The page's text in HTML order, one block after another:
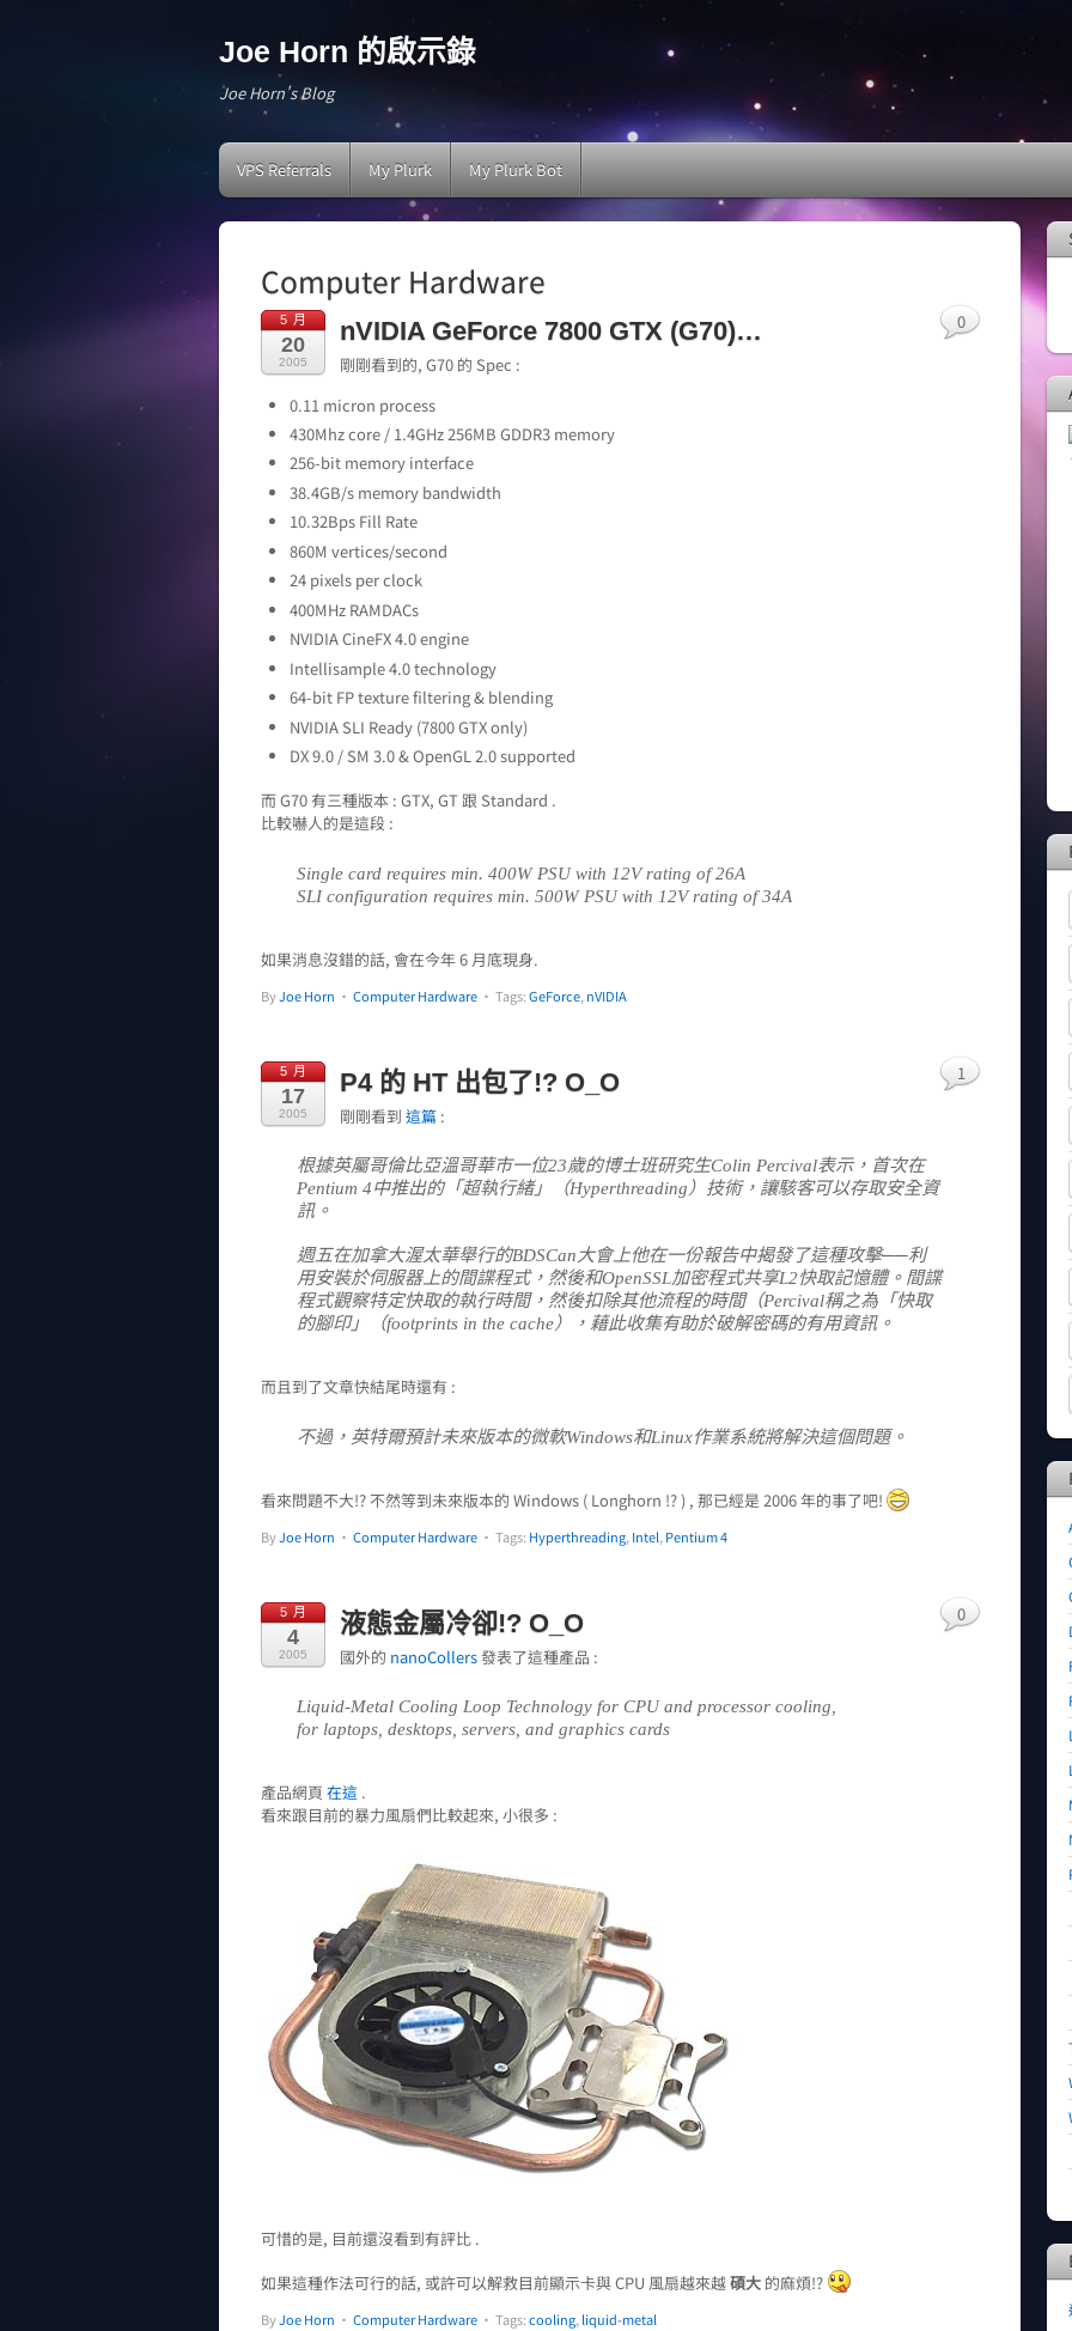
Joe Horn 的啟示錄
Joe Horn's Blog
VPS Referrals My Plurk My Plurk Bot
Computer Hardware
5 月
20
2005
nVIDIA GeForce 7800 GTX (G70)…
剛剛看到的, G70 的 Spec :
0.11 micron process
430Mhz core / 1.4GHz 256MB GDDR3 memory
256-bit memory interface
38.4GB/s memory bandwidth
10.32Bps Fill Rate
860M vertices/second
24 pixels per clock
400MHz RAMDACs
NVIDIA CineFX 4.0 engine
Intellisample 4.0 technology
64-bit FP texture filtering & blending
NVIDIA SLI Ready (7800 GTX only)
DX 9.0 / SM 3.0 & OpenGL 2.0 supported
而 G70 有三種版本 : GTX, GT 跟 Standard .
比較嚇人的是這段 :
Single card requires min. 400W PSU with 12V rating of 26A
SLI configuration requires min. 500W PSU with 12V rating of 34A
如果消息沒錯的話, 會在今年 6 月底現身.
ByJoe Horn • Computer Hardware
0
• Tags:GeForce,nVIDIA
5 月
17
2005
P4 的 HT 出包了!? O_O
剛剛看到 這篇 :
根據英屬哥倫比亞溫哥華市一位23歲的博士班研究生Colin Percival表示，首次在
Pentium 4中推出的「超執行緒」（Hyperthreading）技術，讓駭客可以存取安全資
訊。
週五在加拿大渥太華舉行的BDSCan大會上他在一份報告中揭發了這種攻擊──利
用安裝於伺服器上的間諜程式，然後和OpenSSL加密程式共享L2快取記憶體。間諜
程式觀察特定快取的執行時間，然後扣除其他流程的時間（Percival稱之為「快取
的腳印」（footprints in the cache），藉此收集有助於破解密碼的有用資訊。
而且到了文章快結尾時還有 :
不過，英特爾預計未來版本的微軟Windows和Linux作業系統將解決這個問題。
看來問題不大!? 不然等到未來版本的 Windows ( Longhorn !? ) , 那已經是 2006 年的事了吧!
ByJoe Horn • Computer Hardware
1
• Tags: Hyperthreading,Intel,Pentium 4
5 月
4
2005
液態金屬冷卻!? O_O
國外的 nanoCollers發表了這種產品 :
Liquid-Metal Cooling Loop Technology for CPU and processor cooling,
for laptops, desktops, servers, and graphics cards
產品網頁 在這 .
看來跟目前的暴力風扇們比較起來, 小很多 :
可惜的是, 目前還沒看到有評比 .
如果這種作法可行的話, 或許可以解救目前顯示卡與 CPU 風扇越來越碩大 的麻煩!?
ByJoe Horn • Computer Hardware
0
• Tags:cooling,liquid-metal